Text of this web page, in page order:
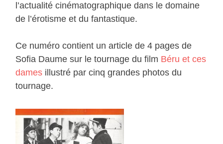
l’actualité cinématographique dans le domaine
de l’érotisme et du fantastique.
Ce numéro contient un article de 4 pages de
Sofia Daume sur le tournage du film Béru et ces
dames illustré par cinq grandes photos du
tournage.